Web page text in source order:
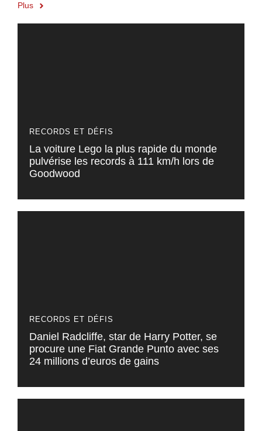
Plus
RECORDS ET DÉFIS
La voiture Lego la plus rapide du monde
pulvérise les records à 111 km/h lors de
Goodwood
RECORDS ET DÉFIS
Daniel Radcliffe, star de Harry Potter, se
procure une Fiat Grande Punto avec ses
24 millions d’euros de gains